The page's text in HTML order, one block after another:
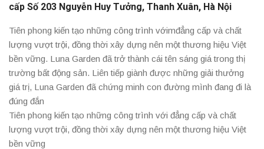
cấp Số 203 Nguyễn Huy Tưởng, Thanh Xuân, Hà Nội
Tiên phong kiến tạo những công trình vớimđẳng cấp và chất
lượng vượt trội, đồng thời xây dựng nên một thương hiệu Việt
bền vững. Luna Garden đã trở thành cái tên sáng giá trong thị
trường bất động sản. Liên tiếp giành được những giải thưởng
giá trị, Luna Garden đã chứng minh con đường mình đang đi là
đúng đắn
Tiên phong kiến tạo những công trình với đẳng cấp và chất
lượng vượt trội, đồng thời xây dựng nên một thương hiệu Việt
bền vững